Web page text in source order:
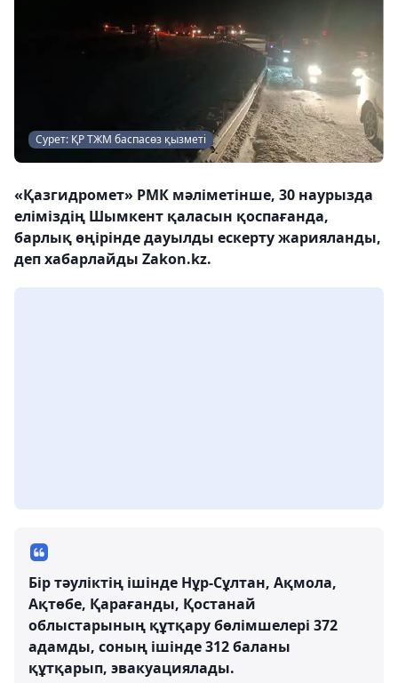
Сурет: ҚР ТЖМ баспасөз қызметі
«Қазгидромет» РМК мәліметінше, 30 наурызда
еліміздің Шымкент қаласын қоспағанда,
барлық өңірінде дауылды ескерту жарияланды,
деп хабарлайды Zakon.kz.
Бір тәуліктің ішінде Нұр-Сұлтан, Ақмола,
Ақтөбе, Қарағанды, Қостанай
облыстарының құтқару бөлімшелері 372
адамды, соның ішінде 312 баланы
құтқарып, эвакуациялады.